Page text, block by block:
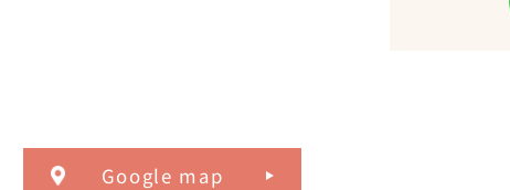
Google map